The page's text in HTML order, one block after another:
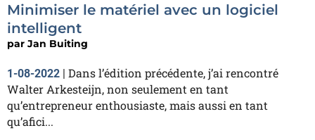
Minimiser le matériel avec un logiciel
intelligent
par Jan Buiting
1-08-2022 | Dans l’édition précédente, j’ai rencontré
Walter Arkesteijn, non seulement en tant
qu’entrepreneur enthousiaste, mais aussi en tant
qu’afici...